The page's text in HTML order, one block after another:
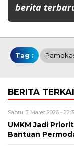
berita
Tag :
BERITA
Sabtu, 7 Maret 2026 -
UMKM Jadi
Bantuan